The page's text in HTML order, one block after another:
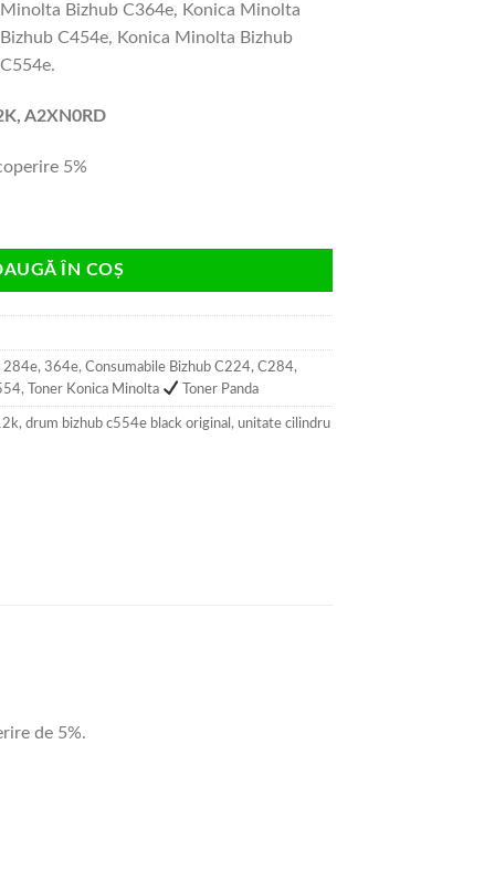
Bizhub C364e, Konica Minolta
C454e, Konica Minolta Bizhub
A2XN0RD
5%
DR512K black originala
ÎN COȘ
284e, 364e, Consumabile Bizhub C224, C284,
, Toner Konica Minolta Toner Panda
, drum bizhub c554e black original , unitate cilindru
de 5%.